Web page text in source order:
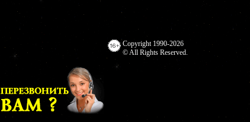
Copyright 1990-2026
© All Rights Reserved.